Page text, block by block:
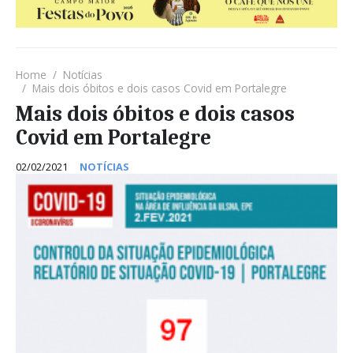
Home
Notícias
Mais dois óbitos e dois casos Covid em Portalegre
Mais dois óbitos e dois casos
Covid em Portalegre
02/02/2021 NOTÍCIAS